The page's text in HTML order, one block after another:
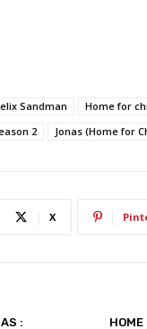
Sandman
Home for
2
Jonas (Home for
X
: